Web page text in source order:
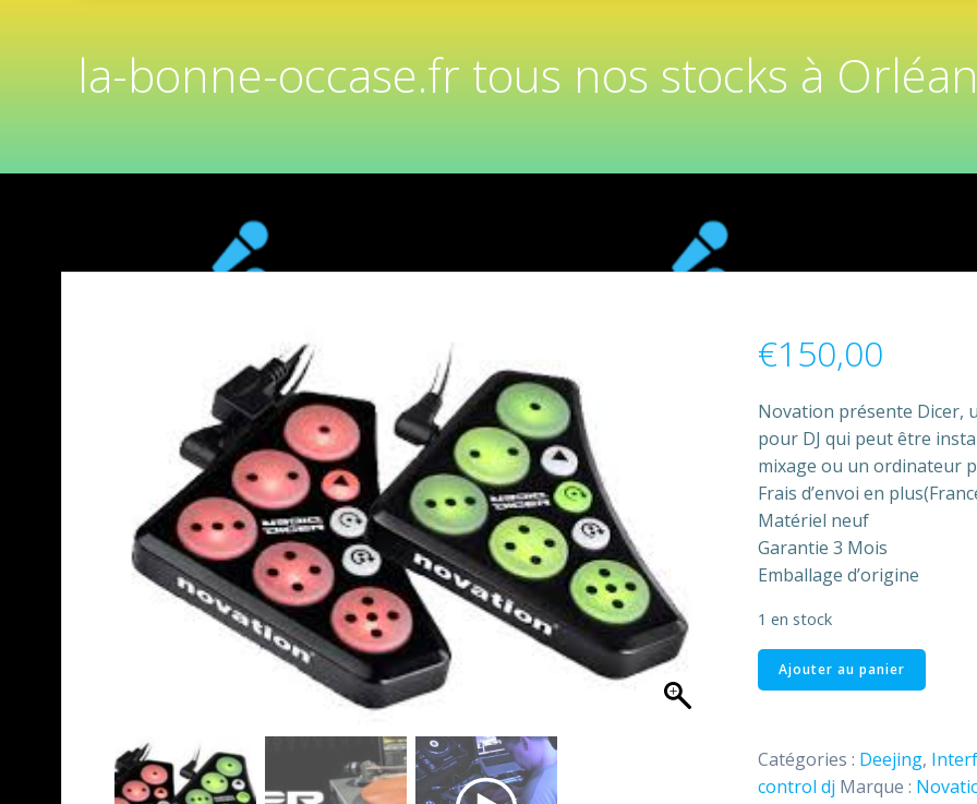
la-bonne-occase.fr tous nos stocks à
€150,00
Novation présente Dicer,
pour DJ qui peut être
mixage ou un ordinateur
Frais d’envoi en
Matériel neuf
Garantie 3 Mois
Emballage d’origine
1 en stock
quantité
de
USB
pour
Ajouter au panier
Catégories : Deejing,
control dj Marque :